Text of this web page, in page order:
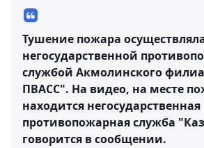
Тушение пожара
негосударственной
службой Акмолинского
ПВАСС". На видео, на месте
находится негосударственная
противопожарная служба
говорится в сообщении.